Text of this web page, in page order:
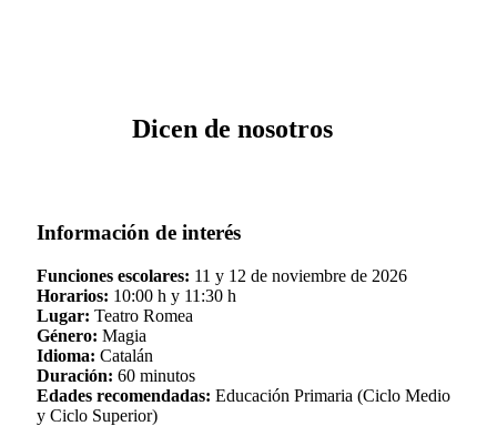
Dicen de nosotros
Información de interés
Funciones escolares: 11 y 12 de noviembre de 2026
Horarios: 10:00 h y 11:30 h
Lugar: Teatro Romea
Género: Magia
Idioma: Catalán
Duración: 60 minutos
Edades recomendadas: Educación Primaria (Ciclo Medio
y Ciclo Superior)